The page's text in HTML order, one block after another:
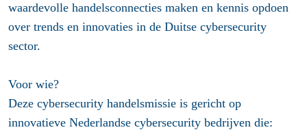
waardevolle handelsconnecties maken en kennis opdoen
over trends en innovaties in de Duitse cybersecurity
sector.
Voor wie?
Deze cybersecurity handelsmissie is gericht op
innovatieve Nederlandse cybersecurity bedrijven die: